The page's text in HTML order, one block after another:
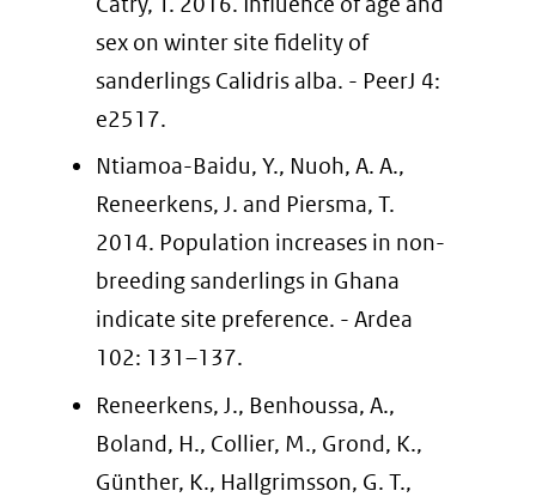
sex on winter site fidelity of
sanderlings Calidris alba. - PeerJ 4:
e2517.
Ntiamoa-Baidu, Y., Nuoh, A. A.,
Reneerkens, J. and Piersma, T.
2014. Population increases in non-
breeding sanderlings in Ghana
indicate site preference. - Ardea
102: 131–137.
Reneerkens, J., Benhoussa, A.,
Boland, H., Collier, M., Grond, K.,
Günther, K., Hallgrimsson, G. T.,